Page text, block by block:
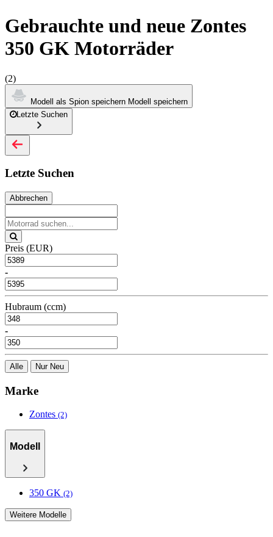
Gebrauchte und neue Zontes
350 GK Motorräder
(2)
Modell als Spion speichern Modell speichern
Letzte Suchen
Letzte Suchen
Abbrechen
Preis (EUR)
-
Hubraum (ccm)
-
Alle Nur Neu
Marke
Zontes (2)
Modell
350 GK (2)
Weitere Modelle